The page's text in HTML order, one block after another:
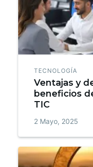
TECNOLOGÍA
Ventajas y
beneficios
TIC
2 Mayo, 2025